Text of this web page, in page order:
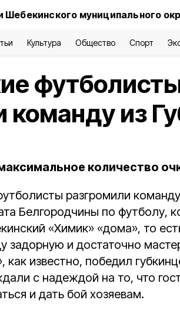
Шебекинского муниципального
Культура Общество Спорт
команду из
количество
разгромили
Белгородчины по футболу,
«Химик» «дома», то
задорную и достаточно
как известно, победил
с надеждой на то, что
и дать бой хозяевам.